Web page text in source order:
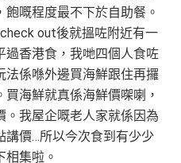
嘅程度最不下於自助餐。
out後就搵咗附近有一
過香港食，我哋四個人食咗
法係喺外邊買海鮮跟住再攞
海鮮就真係海鮮價㗎喇，
。我屋企嘅老人家就係因為
講價…所以今次食到有少少
集啦。